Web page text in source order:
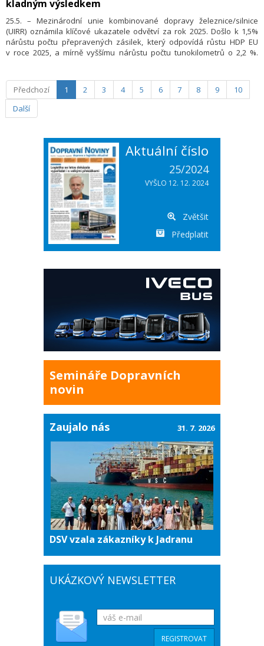
kladným výsledkem
25.5. – Mezinárodní unie kombinované dopravy železnice/silnice
(UIRR) oznámila klíčové ukazatele odvětví za rok 2025. Došlo k 1,5%
nárůstu počtu přepravených zásilek, který odpovídá růstu HDP EU
v roce 2025, a mírně vyššímu nárůstu počtu tunokilometrů o 2,2 %.
dopravních služeb. Došlo naopak k výraznému poklesu objemu
vnitrostátní a tranzitní intermodální přepravy v Německu. V Evropě
však pokračovaly investice do intermodálních prostředků, které se
projevily rozšířením vozového parku intermodálních vagónů.
Předchozí 1 2 3 4 5 6 7 8 9
10
Další
Aktuální číslo
25/2024
VYŠLO 12. 12. 2024
Zvětšit
Předplatit
Semináře Dopravních
novin
Zaujalo nás
DSV vzala zákazníky k Jadranu
31. 7. 2026
UKÁZKOVÝ NEWSLETTER